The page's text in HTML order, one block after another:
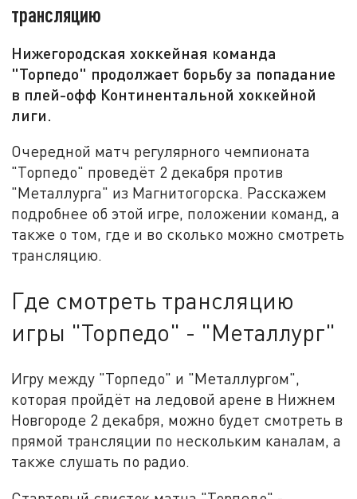
трансляцию
Нижегородская хоккейная команда
"Торпедо" продолжает борьбу за попадание
в плей-офф Континентальной хоккейной
лиги.
Очередной матч регулярного чемпионата
"Торпедо" проведёт 2 декабря против
"Металлурга" из Магнитогорска. Расскажем
подробнее об этой игре, положении команд, а
также о том, где и во сколько можно смотреть
трансляцию.
Где смотреть трансляцию
игры "Торпедо" - "Металлург"
Игру между "Торпедо" и "Металлургом",
которая пройдёт на ледовой арене в Нижнем
Новгороде 2 декабря, можно будет смотреть в
прямой трансляции по нескольким каналам, а
также слушать по радио.